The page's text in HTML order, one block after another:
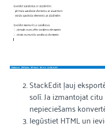
StackEdit ļauj
solī. Ja izmantojat
nepieciešams
Iegūstiet HTML un